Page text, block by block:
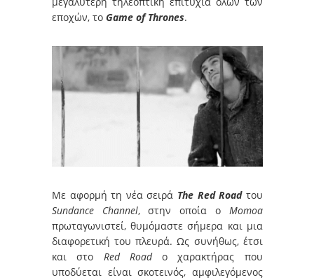
εποχών, το Game of Thrones.
Με αφορμή τη νέα σειρά The Red Roadτου
Sundance Channel, στην οποία ο Momoa
πρωταγωνιστεί, θυμόμαστε σήμερα και μια
διαφορετική του πλευρά. Ως συνήθως, έτσι
και στο Red Roadο χαρακτήρας που
υποδύεται είναι σκοτεινός, αμφιλεγόμενος